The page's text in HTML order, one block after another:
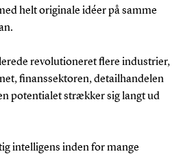
helt originale idéer på samme
revolutioneret flere industrier,
finanssektoren, detailhandelen
potentialet strækker sig langt ud
intelligens inden for mange